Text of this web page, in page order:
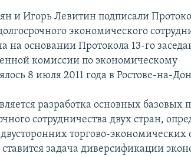
и Игорь Левитин подписали
экономического
на основании Протокола 13-го
комиссии по экономическому
8 июля 2011 года в Ростове-на-
разработка основных базовых
сотрудничества двух стран,
торгово-
задача диверсификации